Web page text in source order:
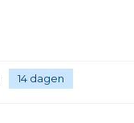
14 dagen